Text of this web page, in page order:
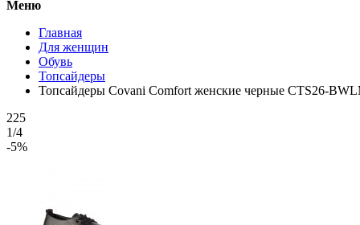
Меню
Главная
Для женщин
Обувь
Топсайдеры
Топсайдеры Covani Comfort женские черные CTS26-
225
1/4
-5%